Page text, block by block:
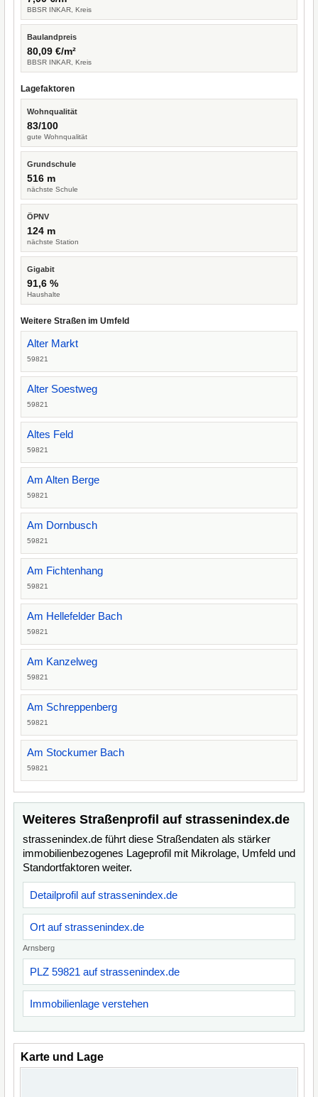
BBSR INKAR, Kreis
Baulandpreis
80,09 €/m²
BBSR INKAR, Kreis
Lagefaktoren
Wohnqualität
83/100
gute Wohnqualität
Grundschule
516 m
nächste Schule
ÖPNV
124 m
nächste Station
Gigabit
91,6 %
Haushalte
Weitere Straßen im Umfeld
Alter Markt
59821
Alter Soestweg
59821
Altes Feld
59821
Am Alten Berge
59821
Am Dornbusch
59821
Am Fichtenhang
59821
Am Hellefelder Bach
59821
Am Kanzelweg
59821
Am Schreppenberg
59821
Am Stockumer Bach
59821
Weiteres Straßenprofil auf strassenindex.de
strassenindex.de führt diese Straßendaten als stärker
immobilienbezogenes Lageprofil mit Mikrolage, Umfeld und
Standortfaktoren weiter.
Detailprofil auf strassenindex.de
Ort auf strassenindex.de
Arnsberg
PLZ 59821 auf strassenindex.de
Immobilienlage verstehen
Karte und Lage